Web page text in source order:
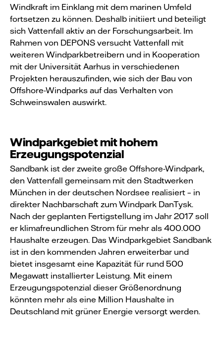
Windkraft im Einklang mit dem marinen Umfeld
fortsetzen zu können. Deshalb initiiert und beteiligt
sich Vattenfall aktiv an der Forschungsarbeit. Im
Rahmen von DEPONS versucht Vattenfall mit
weiteren Windparkbetreibern und in Kooperation
mit der Universität Aarhus in verschiedenen
Projekten herauszufinden, wie sich der Bau von
Offshore-Windparks auf das Verhalten von
Schweinswalen auswirkt.
Windparkgebiet mit hohem
Erzeugungspotenzial
Sandbank ist der zweite große Offshore-Windpark,
den Vattenfall gemeinsam mit den Stadtwerken
München in der deutschen Nordsee realisiert – in
direkter Nachbarschaft zum Windpark DanTysk.
Nach der geplanten Fertigstellung im Jahr 2017 soll
er klimafreundlichen Strom für mehr als 400.000
Haushalte erzeugen. Das Windparkgebiet Sandbank
ist in den kommenden Jahren erweiterbar und
bietet insgesamt eine Kapazität für rund 500
Megawatt installierter Leistung. Mit einem
Erzeugungspotenzial dieser Größenordnung
könnten mehr als eine Million Haushalte in
Deutschland mit grüner Energie versorgt werden.